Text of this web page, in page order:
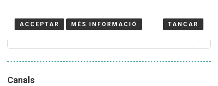
Canals
ACCEPTAR MÉS INFORMACIÓ TANCAR